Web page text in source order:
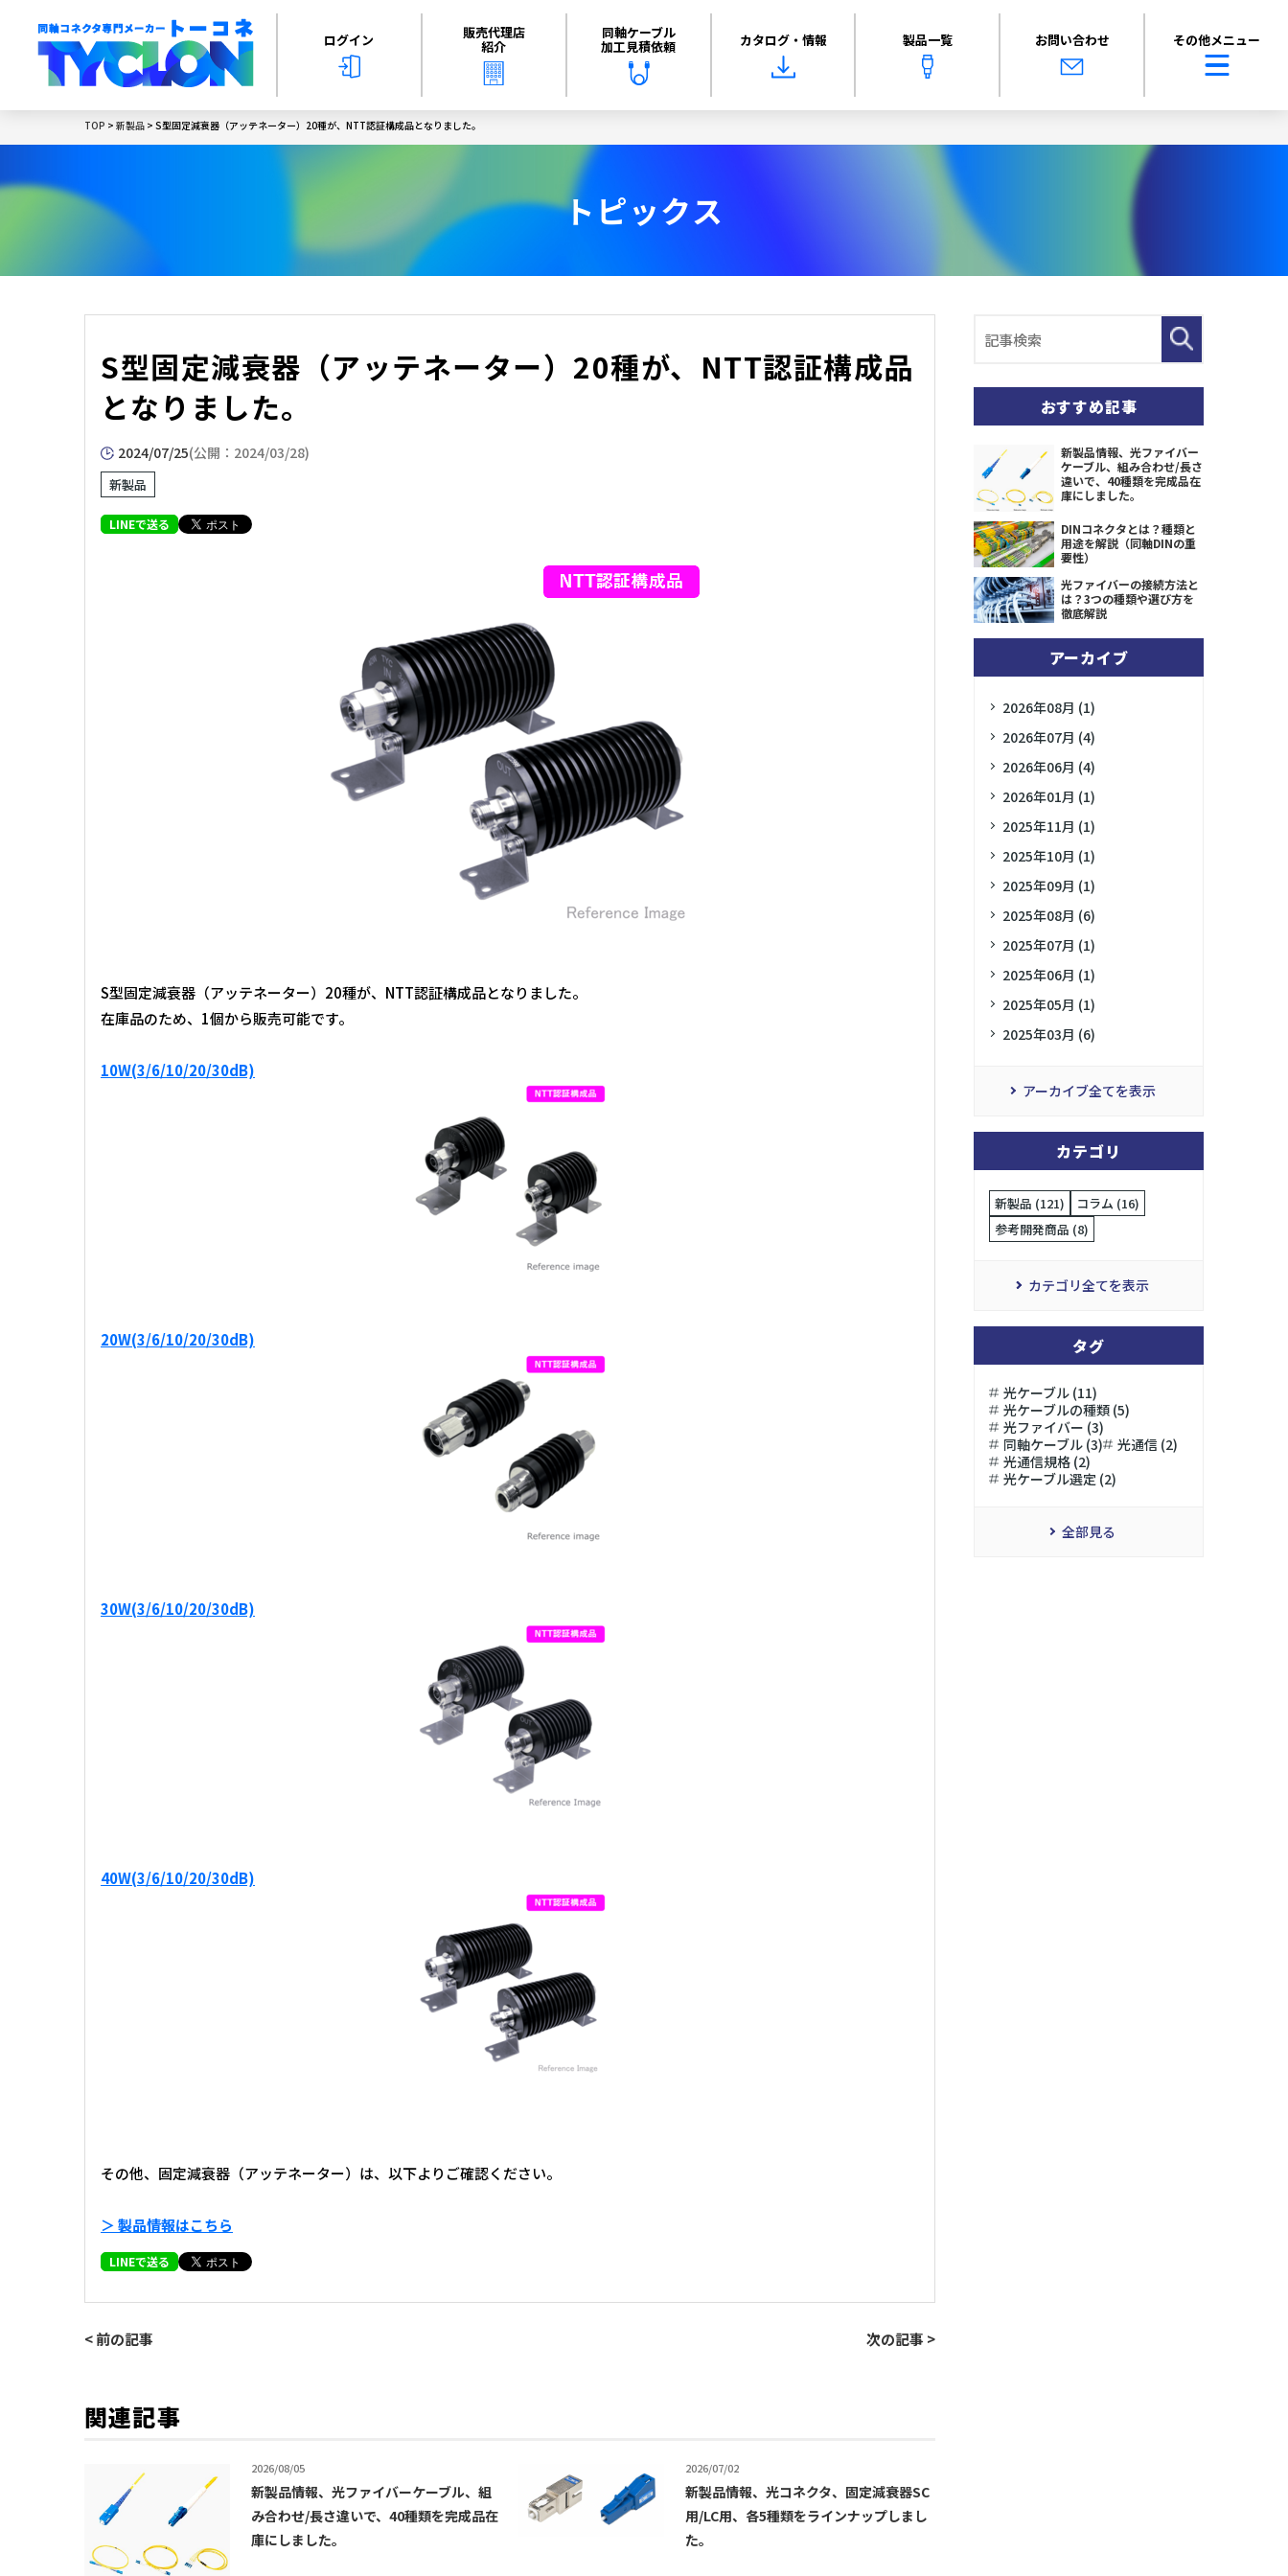
ログイン 販売代理店
紹介
同軸ケーブル
加工見積依頼 カタログ・情報 製品一覧 お問い合わせ その他メニュー
TOP > 新製品 > S型固定減衰器（アッテネーター）20種が、NTT認証構成品となりました。
トピックス
S型固定減衰器（アッテネーター）20種が、NTT認証構成品
となりました。
2024/07/25(公開：2024/03/28)
新製品
LINEで送る
S型固定減衰器（アッテネーター）20種が、NTT認証構成品となりました。
在庫品のため、1個から販売可能です。
10W(3/6/10/20/30dB)
20W(3/6/10/20/30dB)
30W(3/6/10/20/30dB)
40W(3/6/10/20/30dB)
その他、固定減衰器（アッテネーター）は、以下よりご確認ください。
＞ 製品情報はこちら
LINEで送る
< 前の記事 次の記事 >
関連記事
2026/08/05
新製品情報、光ファイバーケーブル、組
み合わせ/長さ違いで、40種類を完成品在
庫にしました。
2026/07/02
新製品情報、光コネクタ、固定減衰器SC
用/LC用、各5種類をラインナップしまし
た。
おすすめ記事
新製品情報、光ファイバー
ケーブル、組み合わせ/長さ
違いで、40種類を完成品在
庫にしました。
DINコネクタとは？種類と
用途を解説（同軸DINの重
要性）
光ファイバーの接続方法と
は？3つの種類や選び方を
徹底解説
アーカイブ
2026年08月 (1)
2026年07月 (4)
2026年06月 (4)
2026年01月 (1)
2025年11月 (1)
2025年10月 (1)
2025年09月 (1)
2025年08月 (6)
2025年07月 (1)
2025年06月 (1)
2025年05月 (1)
2025年03月 (6)
アーカイブ全てを表示
カテゴリ
新製品 (121)
コラム (16)
参考開発商品 (8)
カテゴリ全てを表示
タグ
光ケーブル (11)
光ケーブルの種類 (5)
光ファイバー (3)
同軸ケーブル (3)
光通信 (2)
光通信規格 (2)
光ケーブル選定 (2)
全部見る